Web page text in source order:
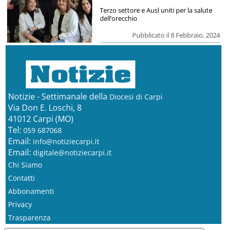
Pubblicato il 8 Febbraio, 2024
Terzo settore e Ausl uniti per la salute
dell’orecchio
Notizie - Settimanale della Diocesi di Carpi
Via Don E. Loschi, 8
41012 Carpi (MO)
Tel: 059 687068
Email: info@notiziecarpi.it
Email: digitale@notiziecarpi.it
Chi Siamo
Contatti
Abbonamenti
Privacy
Trasparenza